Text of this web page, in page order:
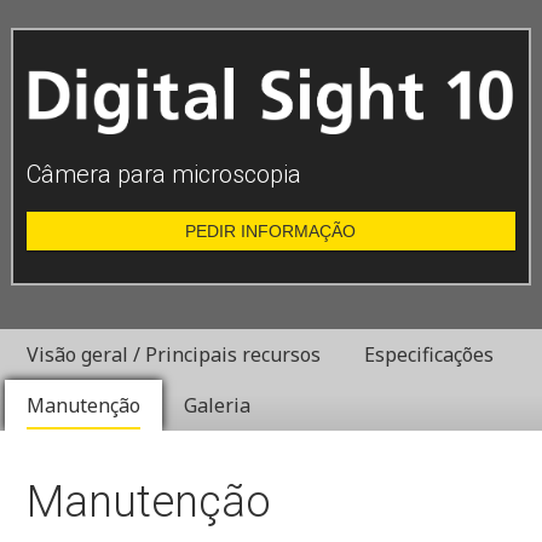
Câmera para microscopia
PEDIR INFORMAÇÃO
Visão geral / Principais recursos
Especificações
Manutenção
Galeria
Manutenção